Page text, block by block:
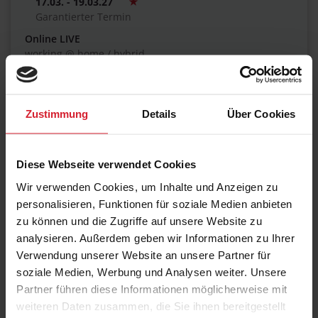
Zustimmung Details Über Cookies
Diese Webseite verwendet Cookies
Wir verwenden Cookies, um Inhalte und Anzeigen zu
personalisieren, Funktionen für soziale Medien anbieten
zu können und die Zugriffe auf unsere Website zu
analysieren. Außerdem geben wir Informationen zu Ihrer
Verwendung unserer Website an unsere Partner für
soziale Medien, Werbung und Analysen weiter. Unsere
Partner führen diese Informationen möglicherweise mit
weiteren Daten zusammen, die Sie ihnen bereitgestellt
Garantierter Termin
Online LIVE
working @ home / hybrid
€ 1.270,00
Garantierter Termin
Maxpert Schulungscenter / hybrid
€ 1.270,00
05.04. - 07.04.27
Online LIVE